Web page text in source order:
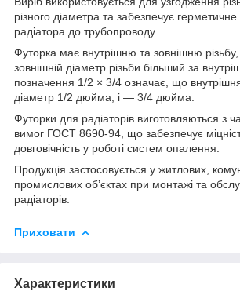
різного діаметра та забезпечує
радіатора до трубопроводу.
Футорка має внутрішню та зовнішню
зовнішній діаметр різьби більший за
позначення 1/2 × 3/4 означає, що
діаметр 1/2 дюйма, і — 3/4 дюйма.
Футорки для радіаторів виготовляються з
вимог ГОСТ 8690-94, що забезпечує
довговічність у роботі систем опалення.
Продукція застосовується у житлових,
промислових об’єктах при монтажі та
радіаторів.
Приховати
Характеристики